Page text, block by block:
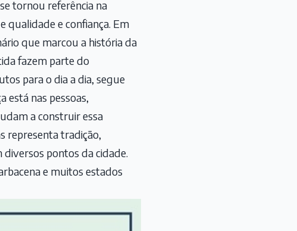
tornou referência na
qualidade e confiança. Em
que marcou a história da
fazem parte do
para o dia a dia, segue
está nas pessoas,
a construir essa
representa tradição,
diversos pontos da cidade.
e muitos estados